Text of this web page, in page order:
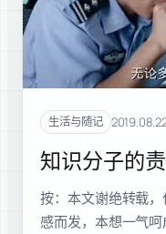
生活与随记
知识分子的
按：本文谢绝转载
感而发，本想一气